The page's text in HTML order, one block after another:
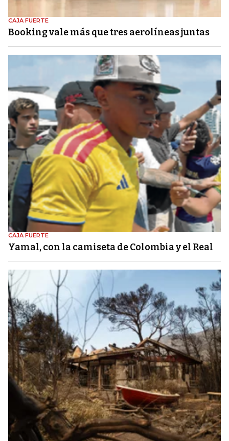
CAJA FUERTE
Booking vale más que tres aerolíneas juntas
CAJA FUERTE
Yamal, con la camiseta de Colombia y el Real